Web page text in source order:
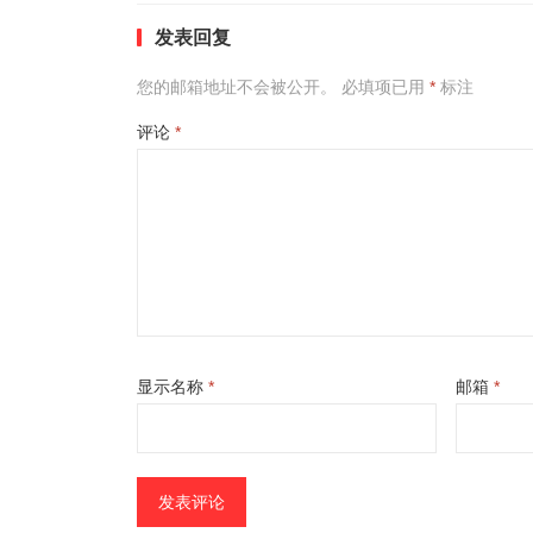
发表回复
您的邮箱地址不会被公开。 必填项已用 *标注
评论 *
显示名称 * 邮箱*